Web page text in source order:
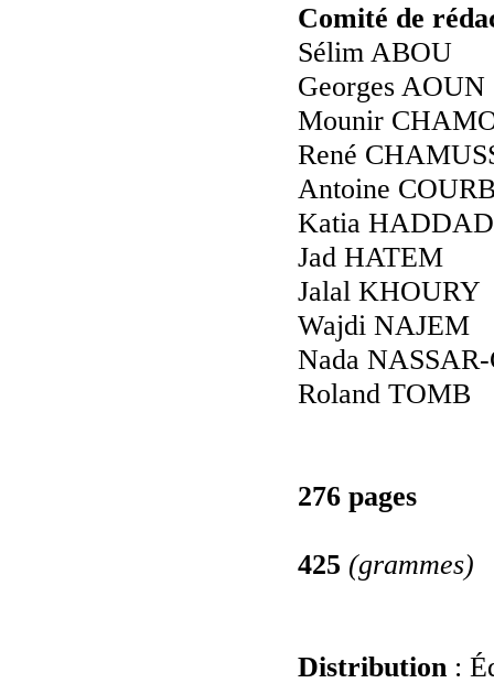
Comité de
Sélim ABOU
Georges AOUN
Mounir
René
Antoine
Katia HADDAD
Jad HATEM
Jalal KHOURY
Wajdi NAJEM
Nada
Roland TOMB
276 pages
425 (grammes)
Distribution :